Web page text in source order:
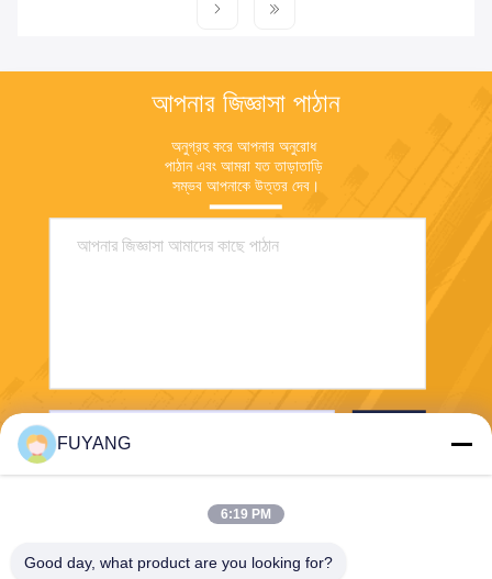
আপনার জিজ্ঞাসা পাঠান
অনুগ্রহ করে আপনার অনুরোধ
পাঠান এবং আমরা যত তাড়াতাড়ি
সম্ভব আপনাকে উত্তর দেব।
FUYANG
6:19 PM
Good day, what product are you looking for?